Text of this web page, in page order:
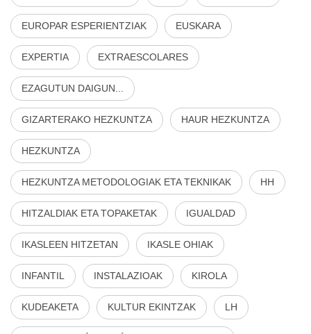
EUROPAR ESPERIENTZIAK EUSKARA
EXPERTIA EXTRAESCOLARES
EZAGUTUN DAIGUN...
GIZARTERAKO HEZKUNTZA HAUR HEZKUNTZA
HEZKUNTZA
HEZKUNTZA METODOLOGIAK ETA TEKNIKAK HH
HITZALDIAK ETA TOPAKETAK IGUALDAD
IKASLEEN HITZETAN IKASLE OHIAK
INFANTIL INSTALAZIOAK KIROLA
KUDEAKETA KULTUR EKINTZAK LH